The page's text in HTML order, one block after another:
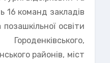
16 команд закладів
освіти
районів, міст